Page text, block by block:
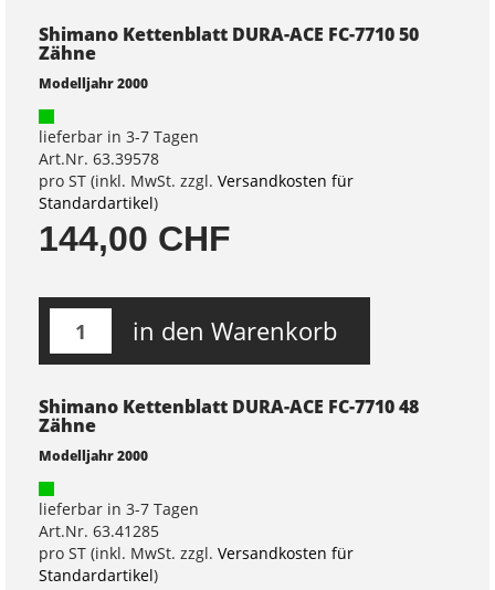
Shimano Kettenblatt DURA-ACE FC-7710 50
Zähne
Modelljahr 2000
lieferbar in 3-7 Tagen
Art.Nr. 63.39578
pro ST (inkl. MwSt. zzgl. Versandkosten für
Standardartikel)
144,00 CHF
in den Warenkorb
Shimano Kettenblatt DURA-ACE FC-7710 48
Zähne
Modelljahr 2000
lieferbar in 3-7 Tagen
Art.Nr. 63.41285
pro ST (inkl. MwSt. zzgl. Versandkosten für
Standardartikel)